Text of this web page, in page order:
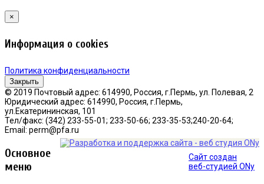
×
Информация о cookies
Политика конфиденциальности
Закрыть
© 2019 Почтовый адрес: 614990, Россия, г.Пермь, ул. Полевая, 2
Юридический адрес: 614990, Россия, г.Пермь,
ул.Екатерининская, 101
Тел/факс: (342) 233-55-01; 233-50-66; 233-35-53;240-20-64;
Email: perm@pfa.ru
Сайт создан
веб-студией ONy
Основное
меню